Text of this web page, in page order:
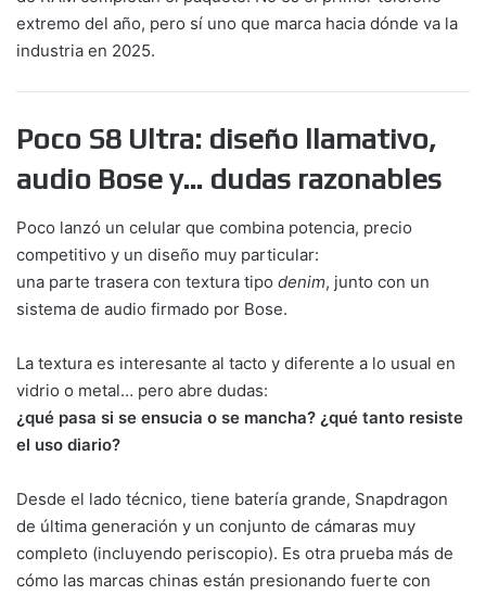
extremo del año, pero sí uno que marca hacia dónde va la
industria en 2025.
Poco S8 Ultra: diseño llamativo,
audio Bose y… dudas razonables
Poco lanzó un celular que combina potencia, precio
competitivo y un diseño muy particular:
una parte trasera con textura tipo denim, junto con un
sistema de audio firmado por Bose.
La textura es interesante al tacto y diferente a lo usual en
vidrio o metal… pero abre dudas:
¿qué pasa si se ensucia o se mancha? ¿qué tanto resiste
el uso diario?
Desde el lado técnico, tiene batería grande, Snapdragon
de última generación y un conjunto de cámaras muy
completo (incluyendo periscopio). Es otra prueba más de
cómo las marcas chinas están presionando fuerte con